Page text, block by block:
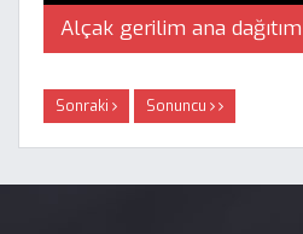
Alçak gerilim ana
Sonraki Sonuncu